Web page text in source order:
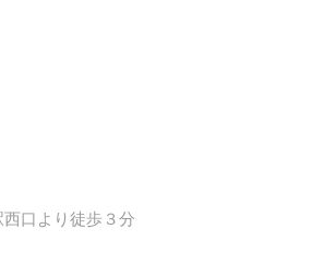
口より徒歩３分